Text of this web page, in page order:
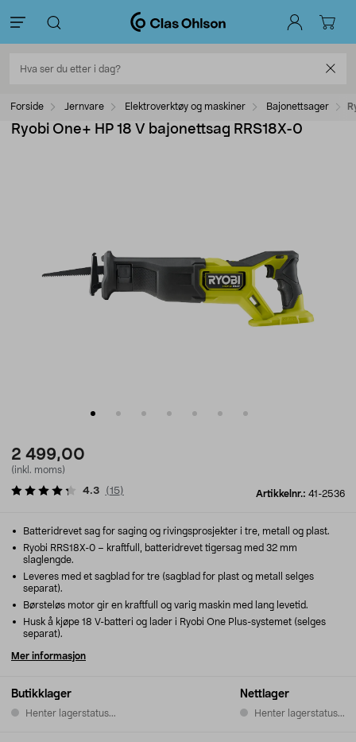
Forside Jernvare Elektroverktøy og maskiner Bajonettsager
Ryobi One+ HP 18 V bajonettsag RRS18X-0
2 499,00
(inkl. moms)
Artikkelnr.: 41-2536
4.3 (15)
Butikklager
Henter lagerstatus...
Nettlager
Henter lagerstatus...
Batteridrevet sag for saging og rivingsprosjekter i tre, metall og plast.
Ryobi RRS18X-0 – kraftfull, batteridrevet tigersag med 32 mm
slaglengde.
Leveres med et sagblad for tre (sagblad for plast og metall selges
separat).
Børsteløs motor gir en kraftfull og varig maskin med lang levetid.
Husk å kjøpe 18 V-batteri og lader i Ryobi One Plus-systemet (selges
separat).
Mer informasjon